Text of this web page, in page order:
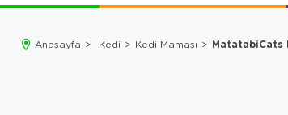
Anasayfa Kedi Kedi Maması MatatabiCats